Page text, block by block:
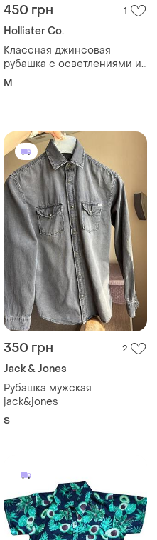
450 грн 1
Hollister Co.
Классная джинсовая
рубашка с осветлениями и
на заклепках / кнопках от
M
350 грн 2
Jack & Jones
Рубашка мужская
jack&jones
S